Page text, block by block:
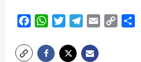
FacebookWhatsAppTwitterTelegram
Email
Copy